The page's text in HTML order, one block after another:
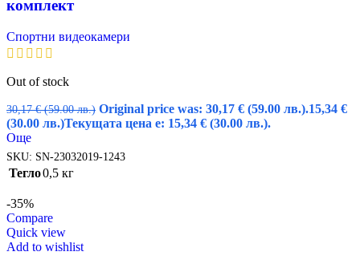
комплект
Спортни видеокамери
Out of stock
30,17€ (59.00 лв.) Original price was: 30,17 € (59.00 лв.).15,34 €
(30.00 лв.)Текущата цена е: 15,34 € (30.00 лв.).
Още
SKU: SN-23032019-1243
Тегло0,5 кг
-35%
Compare
Quick view
Add to wishlist